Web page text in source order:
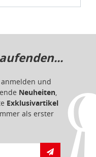
und
Neuheiten,
Exklusivartikel
als erster